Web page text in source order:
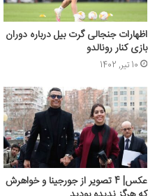
اظهارات جنجالی گرت بیل درباره دوران
بازی کنار رونالدو
10 تیر, 1402
عکس| 4 تصویر از جورجینا و خواهرش